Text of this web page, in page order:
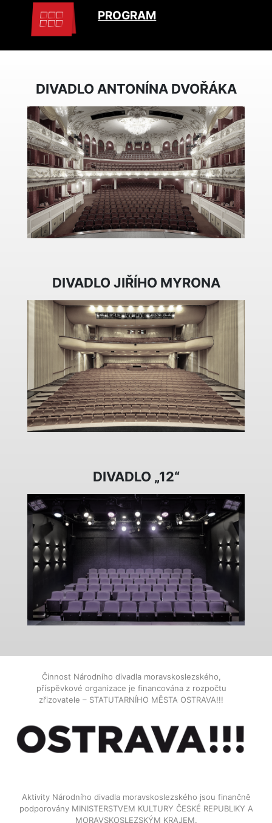
PROGRAM
DIVADLO ANTONÍNA DVOŘÁKA
DIVADLO JIŘÍHO MYRONA
DIVADLO „12“
Činnost Národního divadla moravskoslezského,
příspěvkové organizace je financována z rozpočtu
zřizovatele – STATUTARNÍHO MĚSTA OSTRAVA!!!
Aktivity Národního divadla moravskoslezského jsou finančně
podporovány MINISTERSTVEM KULTURY ČESKÉ REPUBLIKY A
MORAVSKOSLEZSKÝM KRAJEM.